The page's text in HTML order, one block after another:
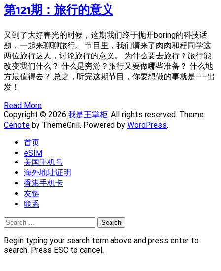
第121期：旅行的意义
又到了大好春光的时候，这期我们终于抛开boring的科技话
题，一起来聊聊旅行。 节目里，我们请来了肉肉和程同学这
两位旅行达人，讨论旅行的意义。 为什么要去旅行？旅行能
改变我们什么？ 什么是穷游？旅行又要做哪些准备？ 什么地
方最值得去？ 总之，听完这期节目，你要想做的事就是——出
发！
Read More
Copyright © 2026 我是王掌柜. All rights reserved. Theme:
Cenote by ThemeGrill. Powered by WordPress.
首页
eSIM
美国手机号
海外地址证明
香港手机卡
友链
联系
Search
for:
Begin typing your search term above and press enter to
search. Press ESC to cancel.